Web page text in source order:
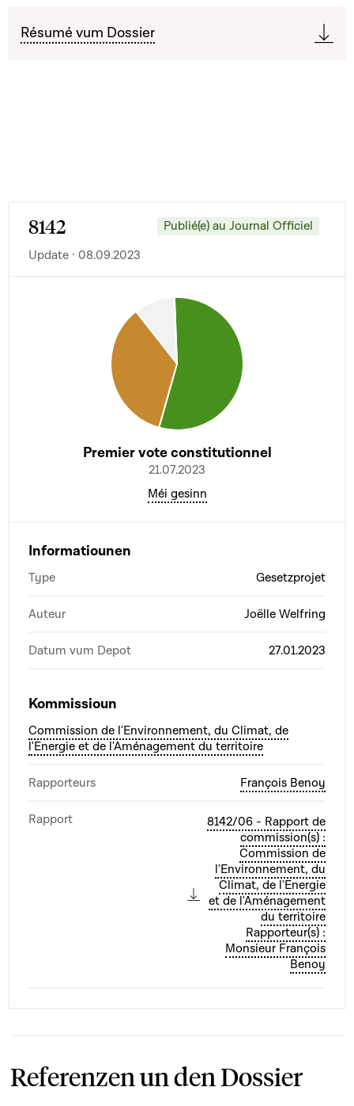
Résumé vum Dossier
8142
Publié(e) au Journal Officiel
Update · 08.09.2023
Premier vote constitutionnel
21.07.2023
Méi gesinn
Informatiounen
Type Gesetzprojet
Auteur Joëlle Welfring
Datum vum Depot 27.01.2023
Kommissioun
Commission de l'Environnement, du Climat, de
l'Energie et de l'Aménagement du territoire
Rapporteurs François Benoy
Rapport
8142/06 - Rapport de
commission(s) :
Commission de
l'Environnement, du
Climat, de l'Energie
et de l'Aménagement
du territoire
Rapporteur(s) :
Monsieur François
Benoy
Referenzen un den Dossier